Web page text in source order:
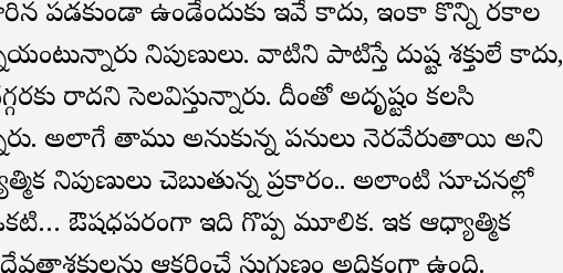
పడకుండా ఉండేందుకు ఇవే కాదు, ఇంకా కొన్ని రకాల
నిపుణులు. వాటిని పాటిస్తే దుష్ట శక్తులే కాదు,
రాదని సెలవిస్తున్నారు. దీంతో అదృష్టం కలసి
అలాగే తాము అనుకున్న పనులు నెరవేరుతాయి అని
నిపుణులు చెబుతున్న ప్రకారం.. అలాంటి సూచనల్లో
ఔషధపరంగా ఇది గొప్ప మూలిక. ఇక ఆధ్యాత్మిక